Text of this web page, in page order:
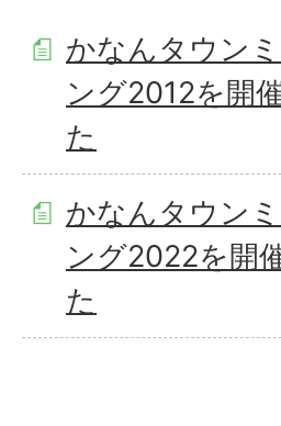
かなんタウン
ング2012を開
た
かなんタウン
ング2022を開
た